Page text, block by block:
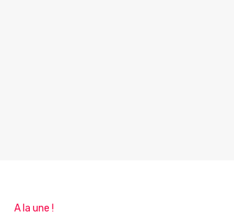
A la une !